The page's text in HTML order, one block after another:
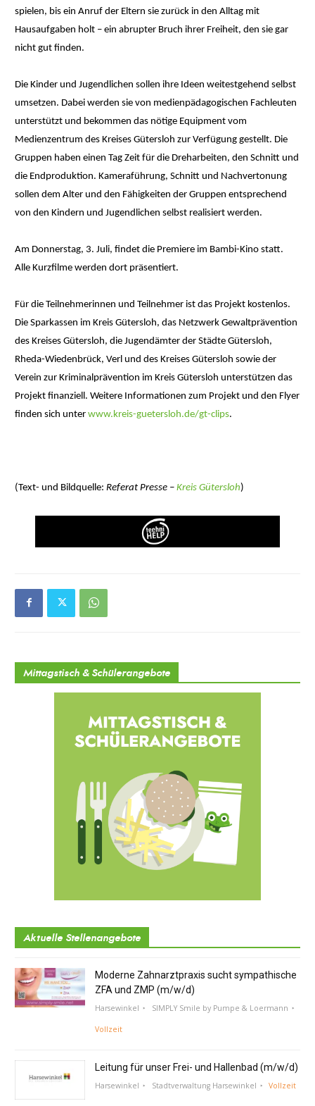
spielen, bis ein Anruf der Eltern sie zurück in den Alltag mit
Hausaufgaben holt – ein abrupter Bruch ihrer Freiheit, den sie gar
nicht gut finden.
Die Kinder und Jugendlichen sollen ihre Ideen weitestgehend selbst
umsetzen. Dabei werden sie von medienpädagogischen Fachleuten
unterstützt und bekommen das nötige Equipment vom
Medienzentrum des Kreises Gütersloh zur Verfügung gestellt. Die
Gruppen haben einen Tag Zeit für die Dreharbeiten, den Schnitt und
die Endproduktion. Kameraführung, Schnitt und Nachvertonung
sollen dem Alter und den Fähigkeiten der Gruppen entsprechend
von den Kindern und Jugendlichen selbst realisiert werden.
Am Donnerstag, 3. Juli, findet die Premiere im Bambi-Kino statt.
Alle Kurzfilme werden dort präsentiert.
Für die Teilnehmerinnen und Teilnehmer ist das Projekt kostenlos.
Die Sparkassen im Kreis Gütersloh, das Netzwerk Gewaltprävention
des Kreises Gütersloh, die Jugendämter der Städte Gütersloh,
Rheda-Wiedenbrück, Verl und des Kreises Gütersloh sowie der
Verein zur Kriminalprävention im Kreis Gütersloh unterstützen das
Projekt finanziell. Weitere Informationen zum Projekt und den Flyer
finden sich unterwww.kreis-guetersloh.de/gt-clips.
(Text- und Bildquelle: Referat Presse –Kreis Gütersloh)
Mittagstisch & Schülerangebote
Aktuelle Stellenangebote
Moderne Zahnarztpraxis sucht sympathische
ZFA und ZMP (m/w/d)
Harsewinkel SIMPLY Smile by Pumpe & Loermann
Vollzeit
Leitung für unser Frei- und Hallenbad (m/w/d)
Harsewinkel Stadtverwaltung Harsewinkel Vollzeit